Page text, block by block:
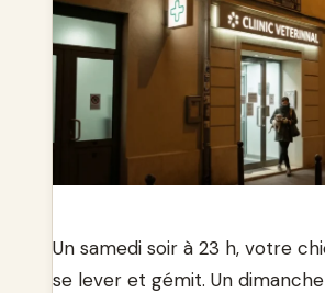
Un samedi soir à 23 h, votre
se lever et gémit. Un